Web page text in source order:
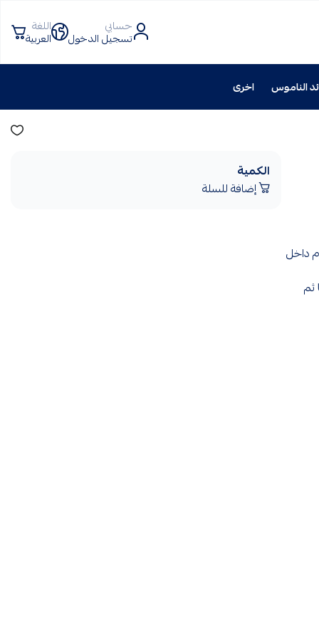
حسابي
تسجيل الدخول
اللغة
العربية
الناموس اخرى
داخل
تُركَّب في الأماكن التي يتجمّع فيها الناموس، وتعمل بجذب الحشرات بضوء UV ثم
الكمية
إضافة للسلة